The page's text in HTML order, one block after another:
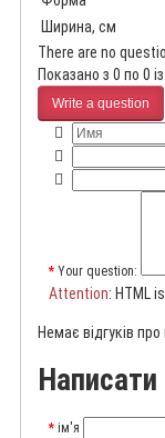
Ширина, см
There are no
Показано з 0 по 0
Write a question
Your question:
Attention: HTML
Немає відгуків
Написати
ім'я